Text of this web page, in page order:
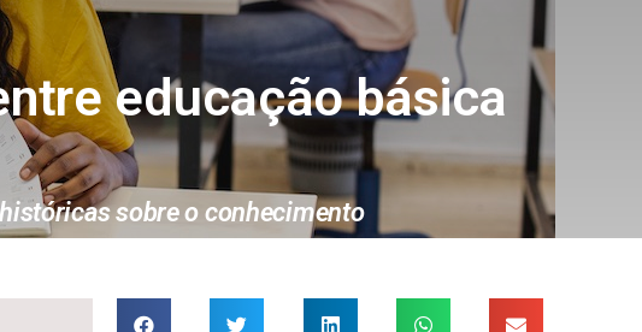
educação básica
sobre o conhecimento